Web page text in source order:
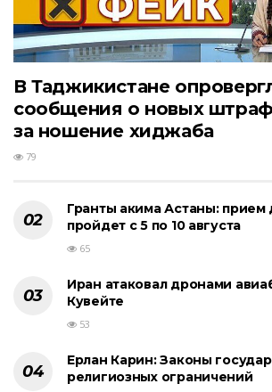
В Таджикистане
сообщения о новых
за ношение хиджаба
79
Гранты акима Астаны: прием
пройдет с 5 по 10 августа
65
Иран атаковал дронами
Кувейте
53
Ерлан Карин: Законы
религиозных ограничений